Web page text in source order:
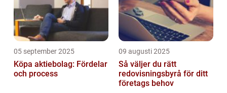
05 september 2025
Köpa aktiebolag: Fördelar
och process
09 augusti 2025
Så väljer du rätt
redovisningsbyrå för ditt
företags behov